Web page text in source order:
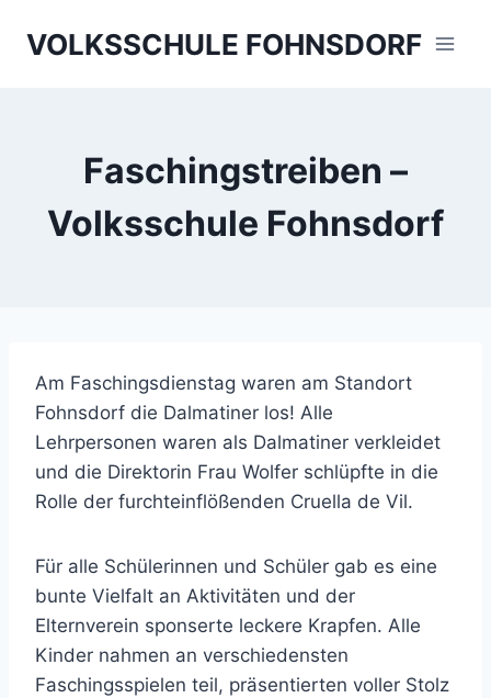
VOLKSSCHULE FOHNSDORF
Faschingstreiben –
Volksschule Fohnsdorf
Am Faschingsdienstag waren am Standort
Fohnsdorf die Dalmatiner los! Alle
Lehrpersonen waren als Dalmatiner verkleidet
und die Direktorin Frau Wolfer schlüpfte in die
Rolle der furchteinflößenden Cruella de Vil.
Für alle Schülerinnen und Schüler gab es eine
bunte Vielfalt an Aktivitäten und der
Elternverein sponserte leckere Krapfen. Alle
Kinder nahmen an verschiedensten
Faschingsspielen teil, präsentierten voller Stolz